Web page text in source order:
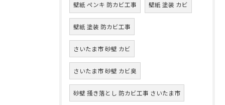
壁紙 ペンキ 防カビ工事 壁紙 塗装 カビ
壁紙 塗装 防カビ工事
さいたま市 砂壁 カビ
さいたま市 砂壁 カビ臭
砂壁 掻き落とし 防カビ工事 さいたま市